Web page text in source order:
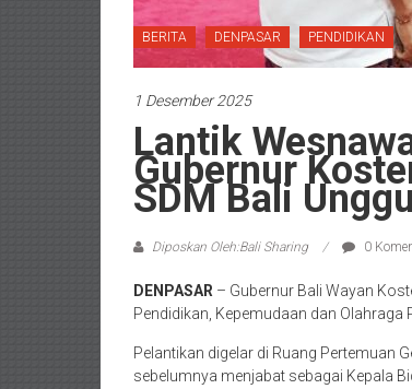
BERITA DENPASAR PENDIDIKAN
1 Desember 2025
Lantik
Gubernur
SDM Bali
Diposkan Oleh:Bali Sharing 0
DENPASAR – Gubernur Bali Wayan
Pendidikan, Kepemudaan dan Olahraga
Pelantikan digelar di Ruang Pertemuan
sebelumnya menjabat sebagai Kepala